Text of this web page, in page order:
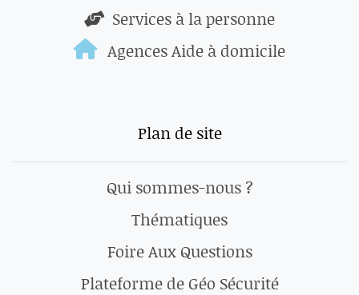
Services à la personne
Agences Aide à domicile
Plan de site
Qui sommes-nous ?
Thématiques
Foire Aux Questions
Plateforme de Géo Sécurité